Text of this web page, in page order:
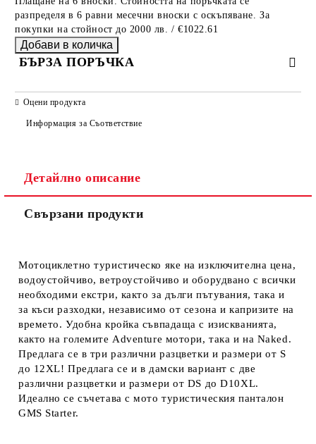
разпределя в 6 равни месечни вноски с оскъпяване. За
покупки на стойност до 2000 лв. / €1022.61
БЪРЗА ПОРЪЧКА
Съгласен съм с
Ние ще се свържем с вас в рамките на работния ден.
Оцени продукта
Информация за Съответствие
Детайлно описание
Свързани продукти
Мотоциклетно туристическо яке на изключителна цена,
водоустойчиво, ветроустойчиво и оборудвано с всички
необходими екстри, както за дълги пътувания, така и
за къси разходки, независимо от сезона и капризите на
времето. Удобна кройка съвпадаща с изискванията,
както на големите Adventure мотори, така и на Naked.
Предлага се в три различни разцветки и размери от S
до 12XL! Предлага се и в дамски вариант с две
различни разцветки и размери от DS до D10XL.
Идеално се съчетава с мото туристическия панталон
GMS Starter.